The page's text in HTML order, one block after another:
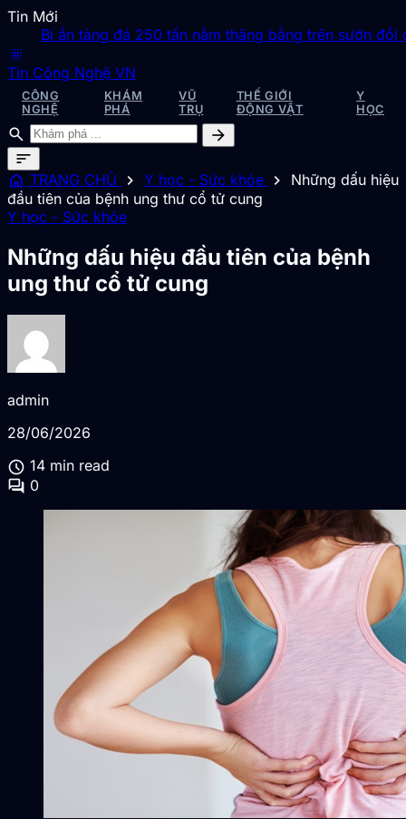
Tin Mới
Bí ẩn tảng đá 250 tấn nằm thăng bằng trên sườn đồi
blur_on
Tin Công Nghệ VN
CÔNG
NGHỆ
KHÁM
PHÁ
VŨ
TRỤ
THẾ GIỚI
ĐỘNG VẬT
Y
HỌC
search
arrow_forward
sort
home TRANG CHỦ chevron_right Y học - Sức khỏe chevron_right
Những dấu hiệu
đầu tiên của bệnh ung thư cổ tử cung
Y học - Sức khỏe
Những dấu hiệu đầu tiên của bệnh
ung thư cổ tử cung
admin
28/06/2026
schedule 14 min read
forum 0